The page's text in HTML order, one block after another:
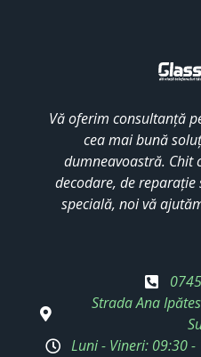
Vă oferim consultanță
cea mai bună
dumneavoastră. Chit
decodare, de
specială, noi vă
Strada Ana
Luni - Vineri: 09:30 -